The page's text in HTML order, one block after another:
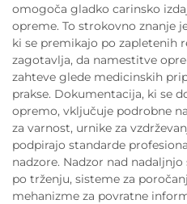
omogoča gladko carinsko
opreme. To strokovno znanje
ki se premikajo po zapletenih
zagotavlja, da namestitve
zahteve glede medicinskih
prakse. Dokumentacija, ki se
opremo, vključuje podrobne
za varnost, urnike za
podpirajo standarde
nadzore. Nadzor nad
po trženju, sisteme za
mehanizme za povratne